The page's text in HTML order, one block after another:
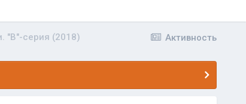
Активность
"B"-серия (2018)